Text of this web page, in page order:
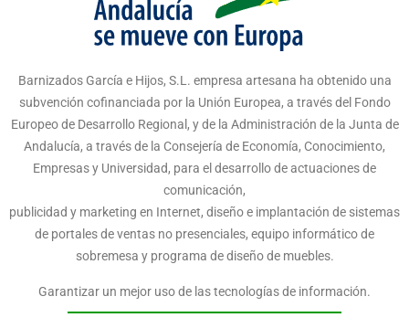
Barnizados García e Hijos, S.L. empresa artesana ha obtenido una
subvención cofinanciada por la Unión Europea, a través del Fondo
Europeo de Desarrollo Regional, y de la Administración de la Junta de
Andalucía, a través de la Consejería de Economía, Conocimiento,
Empresas y Universidad, para el desarrollo de actuaciones de
comunicación,
publicidad y marketing en Internet, diseño e implantación de sistemas
de portales de ventas no presenciales, equipo informático de
sobremesa y programa de diseño de muebles.
Garantizar un mejor uso de las tecnologías de información.